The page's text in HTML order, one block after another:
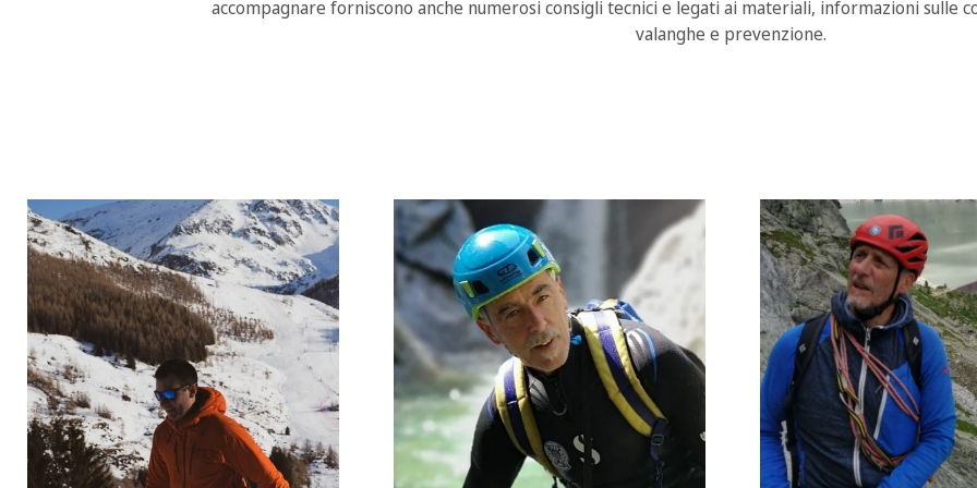
accompagnare forniscono anche numerosi consigli tecnici e legati ai materiali, informazioni sulle
valanghe e prevenzione.